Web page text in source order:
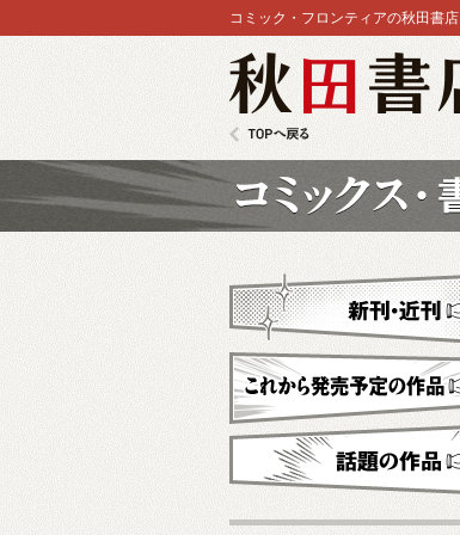
コミック・フロンティアの秋田書店
新刊・近刊
これから発売予定